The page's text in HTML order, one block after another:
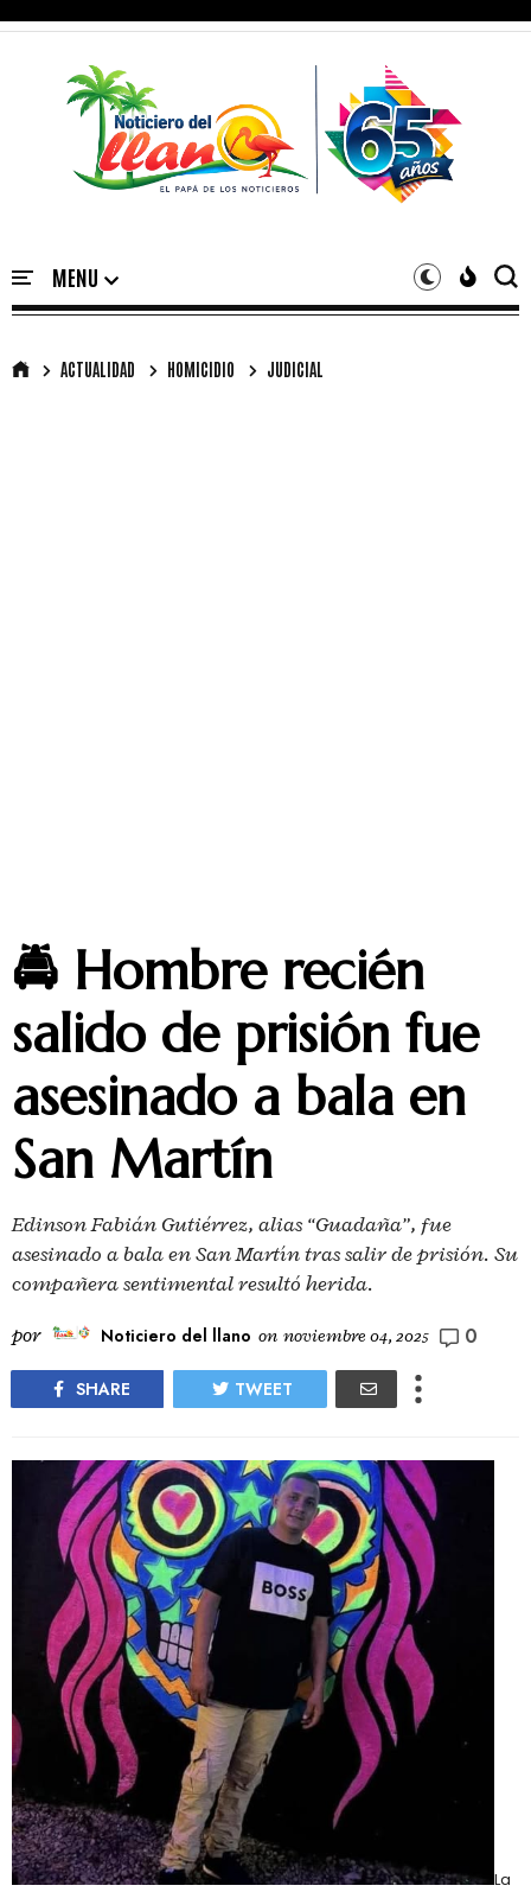
ACTUALIDAD HOMICIDIO JUDICIAL
🚔 Hombre recién
salido de prisión fue
asesinado a bala en
San Martín
Edinson Fabián Gutiérrez, alias “Guadaña”, fue
asesinado a bala en San Martín tras salir de prisión. Su
compañera sentimental resultó herida.
por Noticiero del llano on noviembre 04, 2025 0
SHARE TWEET
La